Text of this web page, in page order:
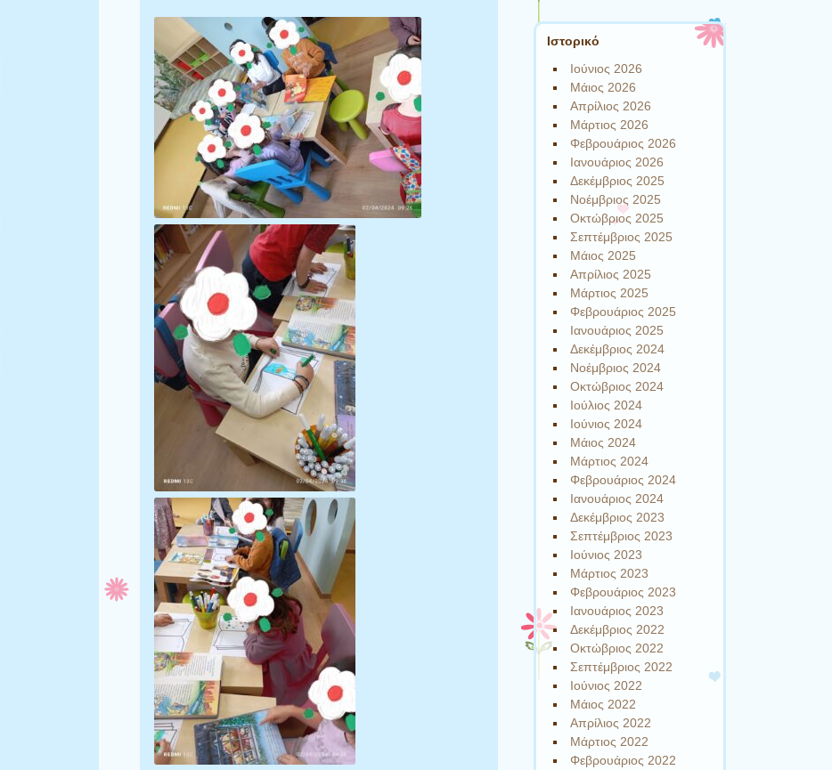
Ιστορικό
Ιούνιος 2026
Μάιος 2026
Απρίλιος 2026
Μάρτιος 2026
Φεβρουάριος 2026
Ιανουάριος 2026
Δεκέμβριος 2025
Νοέμβριος 2025
Οκτώβριος 2025
Σεπτέμβριος 2025
Μάιος 2025
Απρίλιος 2025
Μάρτιος 2025
Φεβρουάριος 2025
Ιανουάριος 2025
Δεκέμβριος 2024
Νοέμβριος 2024
Οκτώβριος 2024
Ιούλιος 2024
Ιούνιος 2024
Μάιος 2024
Μάρτιος 2024
Φεβρουάριος 2024
Ιανουάριος 2024
Δεκέμβριος 2023
Σεπτέμβριος 2023
Ιούνιος 2023
Μάρτιος 2023
Φεβρουάριος 2023
Ιανουάριος 2023
Δεκέμβριος 2022
Οκτώβριος 2022
Σεπτέμβριος 2022
Ιούνιος 2022
Μάιος 2022
Απρίλιος 2022
Μάρτιος 2022
Φεβρουάριος 2022